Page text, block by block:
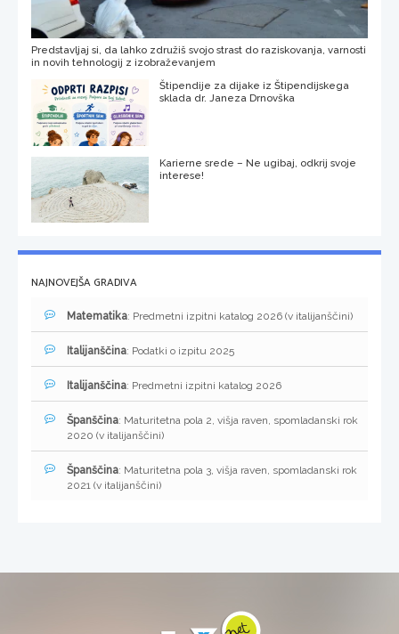
Predstavljaj si, da lahko združiš svojo strast do raziskovanja, varnosti
in novih tehnologij z izobraževanjem
Štipendije za dijake iz Štipendijskega
sklada dr. Janeza Drnovška
Karierne srede – Ne ugibaj, odkrij svoje
interese!
NAJNOVEJŠA GRADIVA
Matematika: Predmetni izpitni katalog 2026 (v italijanščini)
Italijanščina: Podatki o izpitu 2025
Italijanščina: Predmetni izpitni katalog 2026
Španščina: Maturitetna pola 2, višja raven, spomladanski rok
2020 (v italijanščini)
Španščina: Maturitetna pola 3, višja raven, spomladanski rok
2021 (v italijanščini)